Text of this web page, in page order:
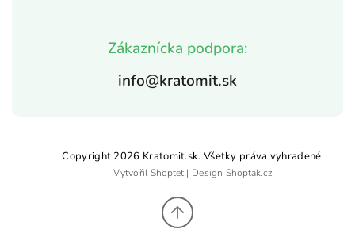
Zákaznícka podpora:
info@kratomit.sk
Copyright 2026 Kratomit.sk. Všetky práva vyhradené.
VytvořilShoptet | Design Shoptak.cz